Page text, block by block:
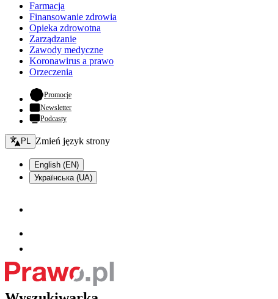
Farmacja
Finansowanie zdrowia
Opieka zdrowotna
Zarządzanie
Zawody medyczne
Koronawirus a prawo
Orzeczenia
Promocje- otwiera się w nowej karcie
Newsletter
Podcasty
Zmień język - bieżący:
PL Zmień język strony
English (EN)
Українська (UA)